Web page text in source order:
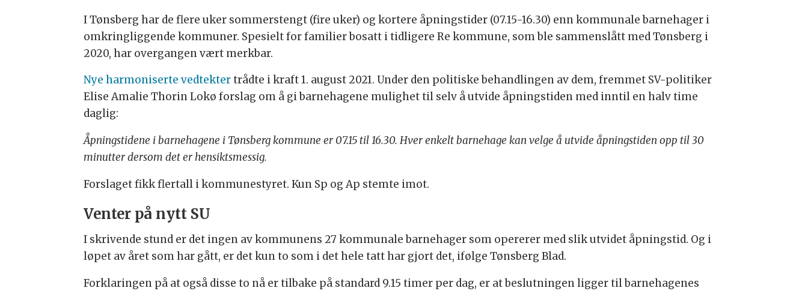
I Tønsberg har de flere uker sommerstengt (fire uker) og kortere åpningstider (07.15-16.30) enn kommunale barnehager i
omkringliggende kommuner. Spesielt for familier bosatt i tidligere Re kommune, som ble sammenslått med Tønsberg i
2020, har overgangen vært merkbar.
Nye harmoniserte vedtektertrådte i kraft 1. august 2021. Under den politiske behandlingen av dem, fremmet SV-politiker
Elise Amalie Thorin Lokø forslag om å gi barnehagene mulighet til selv å utvide åpningstiden med inntil en halv time
daglig:
Åpningstidene i barnehagene i Tønsberg kommune er 07.15 til 16.30. Hver enkelt barnehage kan velge å utvide åpningstiden opp til 30
minutter dersom det er hensiktsmessig.
Forslaget fikk flertall i kommunestyret. Kun Sp og Ap stemte imot.
Venter på nytt SU
I skrivende stund er det ingen av kommunens 27 kommunale barnehager som opererer med slik utvidet åpningstid. Og i
løpet av året som har gått, er det kun to som i det hele tatt har gjort det, ifølge Tønsberg Blad.
Forklaringen på at også disse to nå er tilbake på standard 9.15 timer per dag, er at beslutningen ligger til barnehagenes